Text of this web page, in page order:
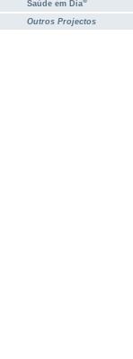
Saúde em Dia
Outros Projectos